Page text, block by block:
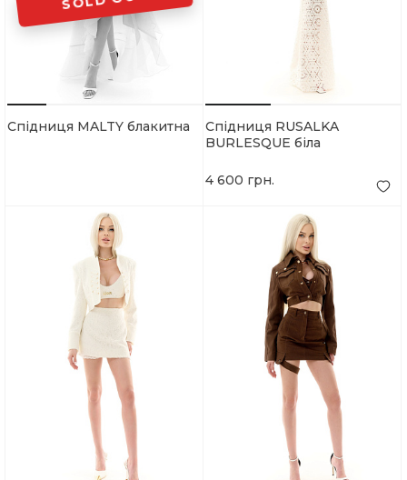
Спідниця MALTY блакитна
Спідниця RUSALKA
BURLESQUE біла
4 600 грн.